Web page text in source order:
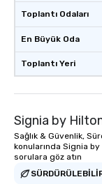
an evening
glittering lights
Memorable
Smacking
to gather and
experienced,
are special,
last. It’s an
will reminisce
Toplantı Odaları
En Büyük Oda
Toplantı Yeri
Signia by
Sağlık & Güvenlik,
konularında Signia
sorulara göz atın